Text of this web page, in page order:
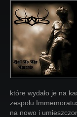
które wydało je na
zespołu
na nowo i